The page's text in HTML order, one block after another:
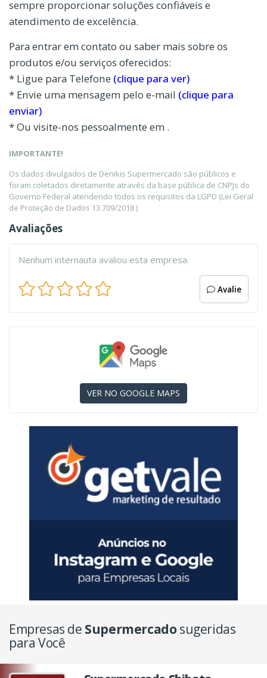
sempre proporcionar soluções confiáveis e
atendimento de excelência.
Para entrar em contato ou saber mais sobre os
produtos e/ou serviços oferecidos:
* Ligue para Telefone (clique para ver)
* Envie uma mensagem pelo e-mail (clique para
enviar)
* Ou visite-nos pessoalmente em .
IMPORTANTE!
Os dados divulgados de Denikis Supermercado são públicos e
foram coletados diretamente através da base pública de CNPJs do
Governo Federal atendendo todos os requisitos da LGPD (Lei Geral
de Proteção de Dados 13.709/2018 )
Avaliações
Nenhum internauta avaliou esta empresa.
Avalie
VER NO GOOGLE MAPS
Empresas de Supermercadosugeridas
para Você